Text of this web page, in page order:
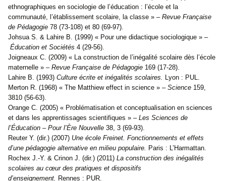
ethnographiques en sociologie de l’éducation : l’école et la
communauté, l’établissement scolaire, la classe » – Revue Française
de Pédagogie 78 (73-108) et 80 (69-97).
Johsua S. & Lahire B. (1999) « Pour une didactique sociologique » –
Éducation et Sociétés 4 (29-56).
Joigneaux C. (2009) « La construction de l’inégalité scolaire dès l’école
maternelle » – Revue Française de Pédagogie 169 (17-28).
Lahire B. (1993) Culture écrite et inégalités scolaires. Lyon : PUL.
Merton R. (1968) « The Matthiew effect in science » – Science 159,
3810 (56-63).
Orange C. (2005) « Problématisation et conceptualisation en sciences
et dans les apprentissages scientifiques » – Les Sciences de
l’Éducation – Pour l’Ère Nouvelle 38, 3 (69-93).
Reuter Y. (dir.) (2007) Une école Freinet. Fonctionnements et effets
d’une pédagogie alternative en milieu populaire. Paris : L’Harmattan.
Rochex J.-Y. & Crinon J. (dir.) (2011) La construction des inégalités
scolaires au cœur des pratiques et dispositifs
d’enseignement. Rennes : PUR.